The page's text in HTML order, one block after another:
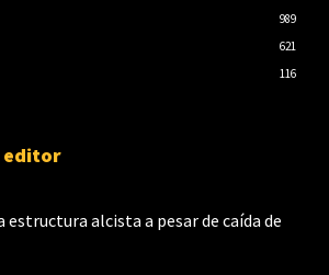
989
621
116
editor
estructura alcista a pesar de caída de